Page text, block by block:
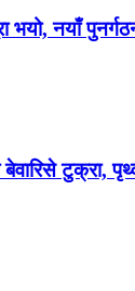
भयो, नयाँ
टुक्रा,